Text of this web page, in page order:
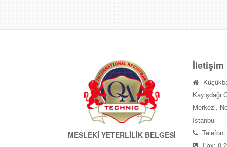
MESLEKİ YETERLİLİK BELGESİ
İletişim
Kayışdağı
Merkezi,
İstanbul